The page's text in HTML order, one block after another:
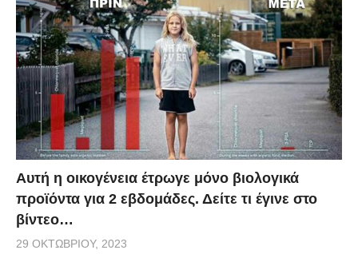
Aυτή η οικογένεια έτρωγε μόνο βιολογικά
προϊόντα για 2 εβδομάδες. Δείτε τι έγινε στο
βίντεο…
29 ΟΚΤΩΒΡΊΟΥ, 2023